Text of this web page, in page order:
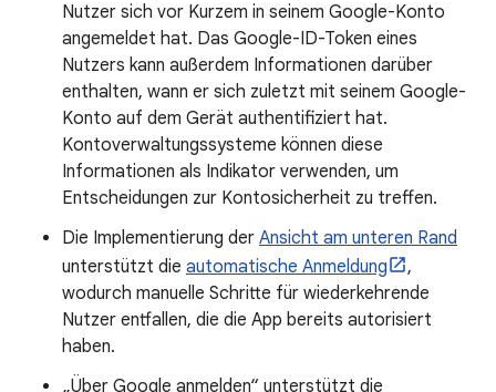
Nutzer sich vor Kurzem in seinem Google-Konto
angemeldet hat. Das Google-ID-Token eines
Nutzers kann außerdem Informationen darüber
enthalten, wann er sich zuletzt mit seinem Google-
Konto auf dem Gerät authentifiziert hat.
Kontoverwaltungssysteme können diese
Informationen als Indikator verwenden, um
Entscheidungen zur Kontosicherheit zu treffen.
Die Implementierung der Ansicht am unteren Rand
unterstützt die automatische Anmeldung
,
wodurch manuelle Schritte für wiederkehrende
Nutzer entfallen, die die App bereits autorisiert
haben.
„Über Google anmelden“ unterstützt die